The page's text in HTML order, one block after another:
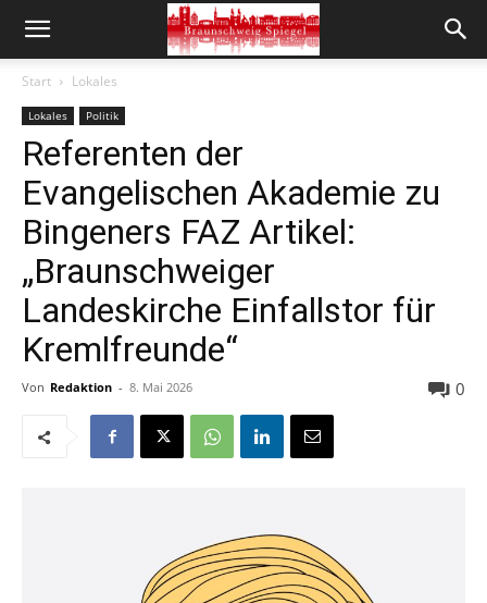
Start Lokales
Lokales Politik
Referenten der
Evangelischen Akademie zu
Bingeners FAZ Artikel:
„Braunschweiger
Landeskirche Einfallstor für
Kremlfreunde“
Von Redaktion - 8. Mai 2026 0